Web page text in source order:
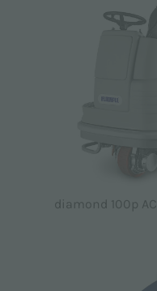
diamond 100p AC